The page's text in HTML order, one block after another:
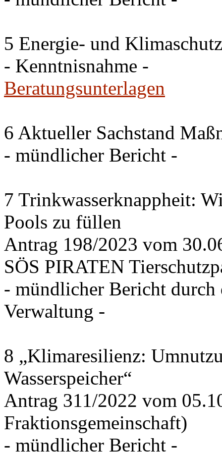
5 Energie- und
- Kenntnisnahme -
Beratungsunterlagen
6 Aktueller Sachstand
- mündlicher Bericht -
7 Trinkwasserknappheit:
Pools zu füllen
Antrag 198/2023 vom
SÖS PIRATEN
- mündlicher Bericht
Verwaltung -
8 „Klimaresilienz:
Wasserspeicher“
Antrag 311/2022 vom
Fraktionsgemeinschaft)
- mündlicher Bericht -